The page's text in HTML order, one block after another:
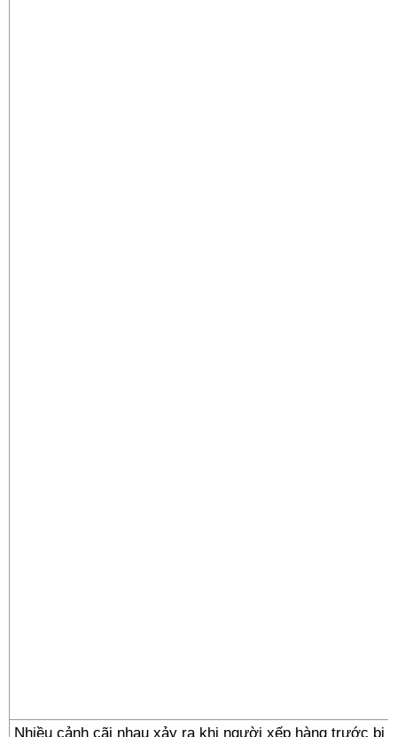
Nhiều cảnh cãi nhau xảy ra khi người xếp hàng trước bị